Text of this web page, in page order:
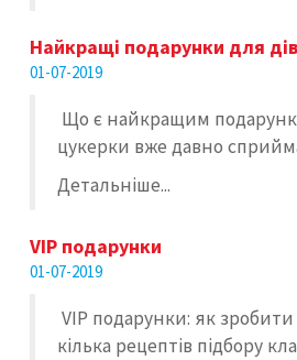
Найкращі подарунки для
01-07-2019
Що є найкращим
цукерки вже давно
Детальніше...
VIP подарунки
01-07-2019
VIP подарунки: як
кілька рецептів підбору